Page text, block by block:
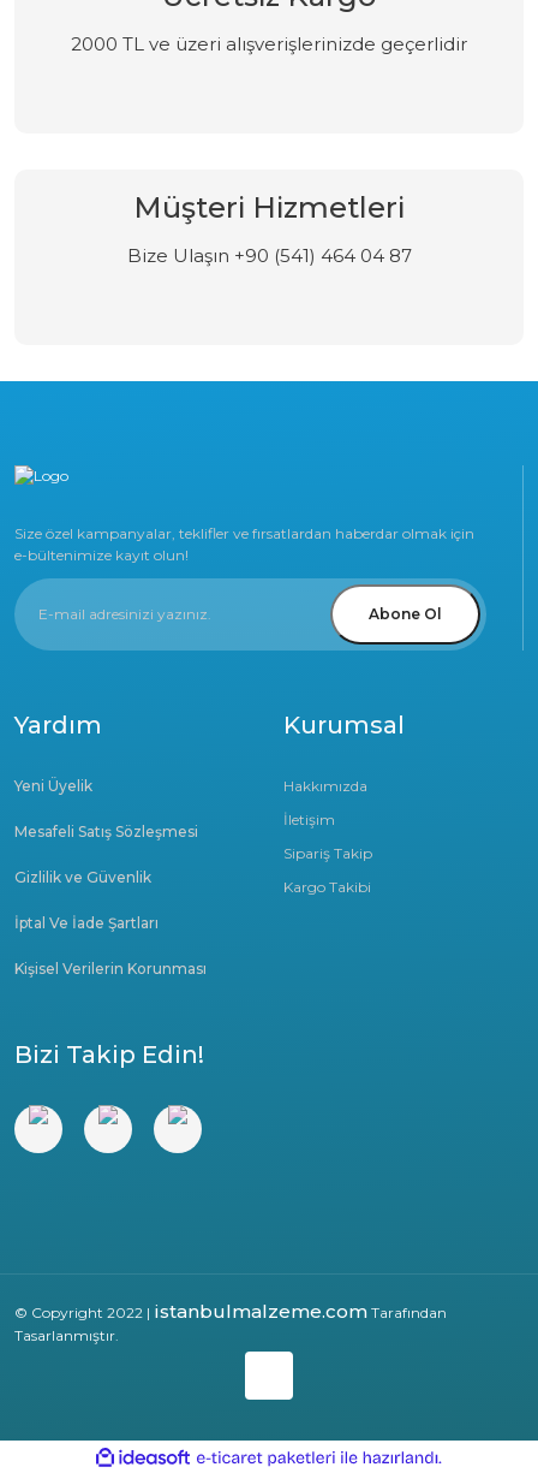
2000 TL ve üzeri alışverişlerinizde geçerlidir
Müşteri Hizmetleri
Bize Ulaşın +90 (541) 464 04 87
Size özel kampanyalar, teklifler ve fırsatlardan haberdar olmak için
e-bültenimize kayıt olun!
Abone Ol
Kurumsal
Hakkımızda
İletişim
Sipariş Takip
Kargo Takibi
Yardım
Yeni Üyelik
Mesafeli Satış Sözleşmesi
Gizlilik ve Güvenlik
İptal Ve İade Şartları
Kişisel Verilerin Korunması
Bizi Takip Edin!
© Copyright 2022 | istanbulmalzeme.com Tarafından
Tasarlanmıştır.
ideasoft
e-